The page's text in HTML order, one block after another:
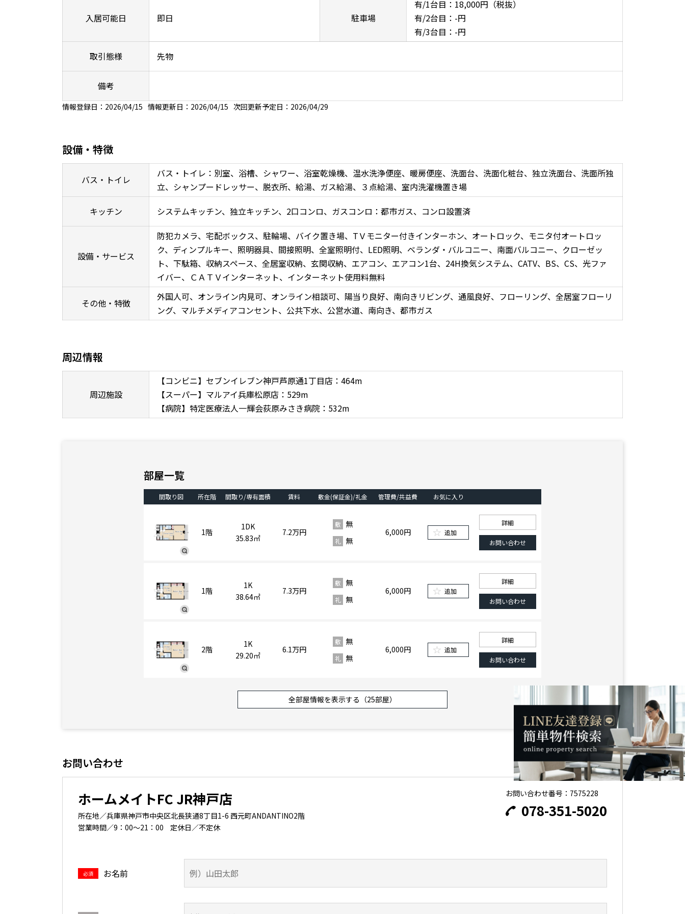
入居可能日 即日 駐車場
有/1台目：18,000円（税抜）
有/2台目：-円
有/3台目：-円
取引態様
先物
備考
情報登録日：2026/04/15 情報更新日：2026/04/15 次回更新予定日：2026/04/29
設備・特徴
バス・トイレ
バス・トイレ：別室、浴槽、シャワー、浴室乾燥機、温水洗浄便座、暖房便座、洗面台、洗面化粧台、独立洗面台、洗面所独
立、シャンプードレッサー、脱衣所、給湯、ガス給湯、３点給湯、室内洗濯機置き場
キッチン
システムキッチン、独立キッチン、2口コンロ、ガスコンロ：都市ガス、コンロ設置済
設備・サービス
防犯カメラ、宅配ボックス、駐輪場、バイク置き場、TＶモニター付きインターホン、オートロック、モニタ付オートロッ
ク、ディンプルキー、照明器具、間接照明、全室照明付、LED照明、ベランダ・バルコニー、南面バルコニー、クローゼッ
ト、下駄箱、収納スペース、全居室収納、玄関収納、エアコン、エアコン1台、24H換気システム、CATV、BS、CS、光ファ
イバー、ＣＡＴＶインターネット、インターネット使用料無料
その他・特徴
外国人可、オンライン内見可、オンライン相談可、陽当り良好、南向きリビング、通風良好、フローリング、全居室フローリ
ング、マルチメディアコンセント、公共下水、公営水道、南向き、都市ガス
周辺情報
周辺施設
【コンビニ】セブンイレブン神戸芦原通1丁目店：464m
【スーパー】マルアイ兵庫松原店：529m
【病院】特定医療法人一輝会荻原みさき病院：532m
部屋一覧
間取り図 所在階 間取り/専有面積 賃料 敷金(保証金)/礼金 管理費/共益費 お気に入り
1階
1DK
35.83㎡
7.2万円
敷 無
礼 無
6,000円 追加
詳細
お問い合わせ
1階
1K
38.64㎡
7.3万円
敷 無
礼 無
6,000円 追加
詳細
お問い合わせ
2階
1K
29.20㎡
6.1万円
敷 無
礼 無
6,000円 追加
詳細
お問い合わせ
6.6万円
敷 無
6,000円 追加
お問い合わせ
礼 無 お問い合わせ
2階
ワンルーム
詳細
ワンルーム
26.92㎡
全部屋情報を表示する（25部屋）
お問い合わせ
ホームメイトFC JR神戸店
所在地／兵庫県神戸市中央区北長狭通8丁目1-6 西元町ANDANTINO2階
営業時間／9：00～21：00
定休日／不定休
お問い合わせ番号：7575228
078-351-5020
必須 お名前